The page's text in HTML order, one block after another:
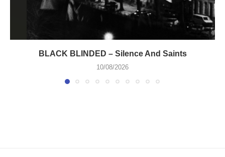
BLACK BLINDED – Silence And Saints
10/08/2026